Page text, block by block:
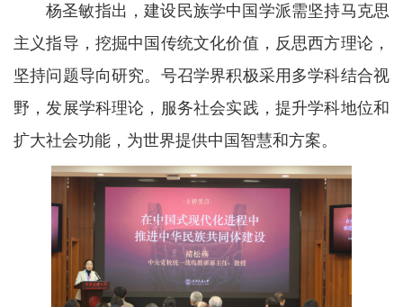
杨圣敏指出，建设民族学中国学派需坚持马克思
主义指导，挖掘中国传统文化价值，反思西方理论，
坚持问题导向研究。号召学界积极采用多学科结合视
野，发展学科理论，服务社会实践，提升学科地位和
扩大社会功能，为世界提供中国智慧和方案。